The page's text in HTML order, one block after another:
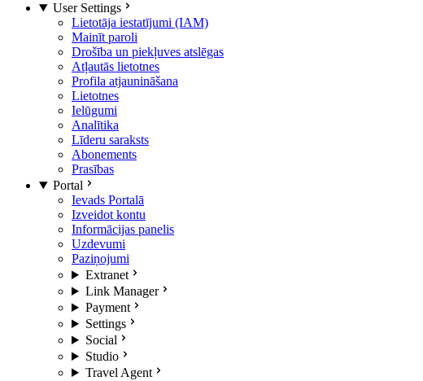
User Settings
Lietotāja iestatījumi (IAM)
Mainīt paroli
Drošība un piekļuves atslēgas
Atļautās lietotnes
Profila atjaunināšana
Lietotnes
Ielūgumi
Analītika
Līderu saraksts
Abonements
Prasības
Portal
Ievads Portalā
Izveidot kontu
Informācijas panelis
Uzdevumi
Paziņojumi
Extranet
Link Manager
Payment
Settings
Social
Studio
Travel Agent